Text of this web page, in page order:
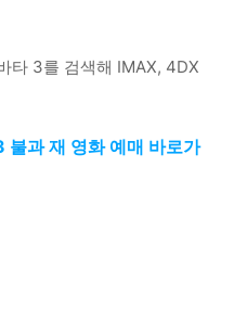
타 3를 검색해 IMAX, 4DX
불과 재 영화 예매 바로가